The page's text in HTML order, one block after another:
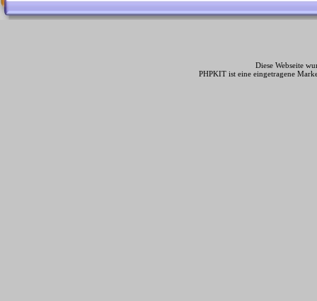
Diese Webseite
PHPKIT ist eine eingetragene